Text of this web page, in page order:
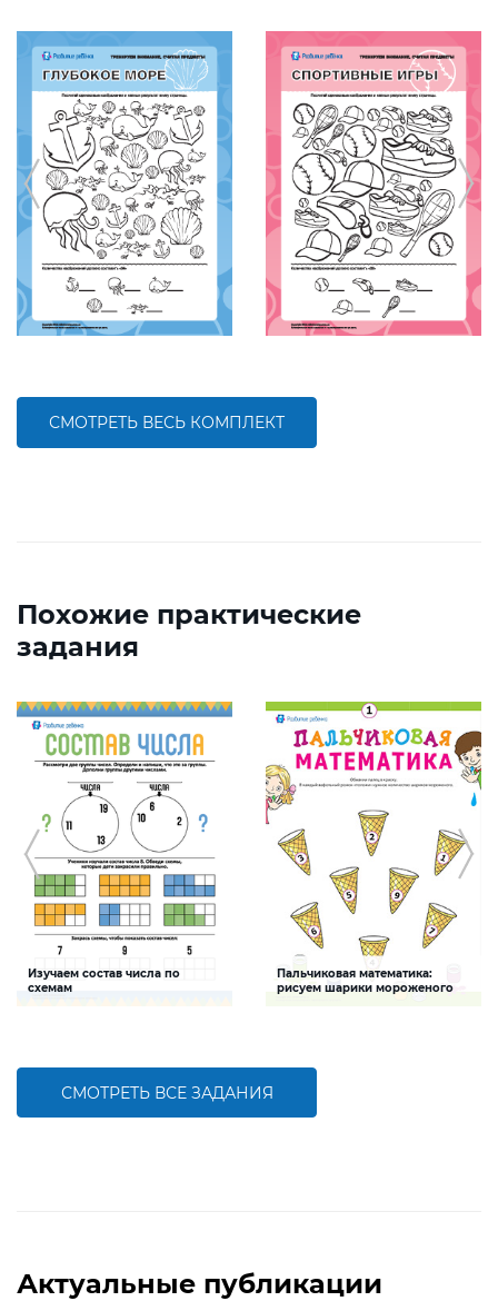
СМОТРЕТЬ ВЕСЬ КОМПЛЕКТ
Похожие практические
задания
Изучаем состав числа по
схемам
Пальчиковая математика:
рисуем шарики мороженого
СМОТРЕТЬ ВСЕ ЗАДАНИЯ
Актуальные публикации